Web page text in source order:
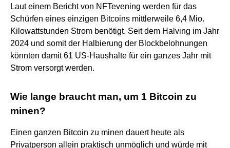
Laut einem Bericht von NFTevening werden für das
Schürfen eines einzigen Bitcoins mittlerweile 6,4 Mio.
Kilowattstunden Strom benötigt. Seit dem Halving im Jahr
2024 und somit der Halbierung der Blockbelohnungen
könnten damit 61 US-Haushalte für ein ganzes Jahr mit
Strom versorgt werden.
Wie lange braucht man, um 1 Bitcoin zu
minen?
Einen ganzen Bitcoin zu minen dauert heute als
Privatperson allein praktisch unmöglich und würde mit